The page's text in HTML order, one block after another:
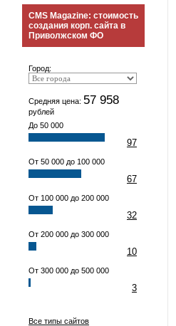
CMS Magazine: стоимость
создания корп. сайта в
Приволжском ФО
Город:
Средняя цена: 57 958
рублей
До 50 000
97
От 50 000 до 100 000
67
От 100 000 до 200 000
32
От 200 000 до 300 000
10
От 300 000 до 500 000
3
Все типы сайтов